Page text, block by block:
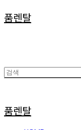
품렌탈
품렌탈